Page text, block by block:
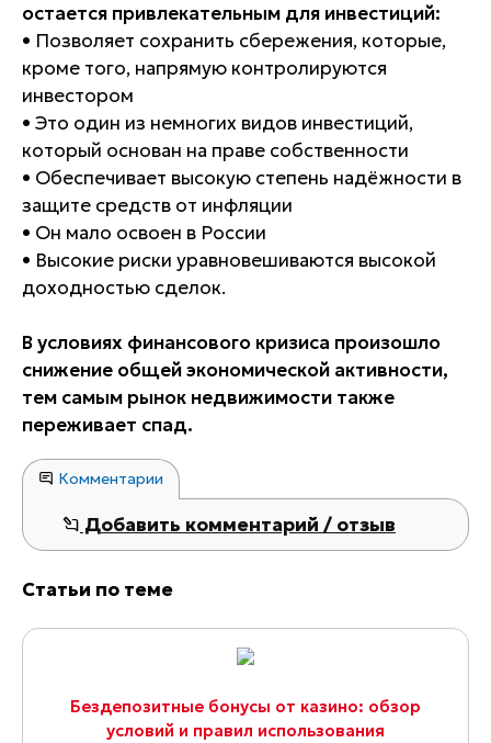
остается привлекательным для инвестиций:
• Позволяет сохранить сбережения, которые,
кроме того, напрямую контролируются
инвестором
• Это один из немногих видов инвестиций,
который основан на праве собственности
• Обеспечивает высокую степень надёжности в
защите средств от инфляции
• Он мало освоен в России
• Высокие риски уравновешиваются высокой
доходностью сделок.
В условиях финансового кризиса произошло
снижение общей экономической активности,
тем самым рынок недвижимости также
переживает спад.
Комментарии
Добавить комментарий / отзыв
Статьи по теме
Бездепозитные бонусы от казино: обзор
условий и правил использования